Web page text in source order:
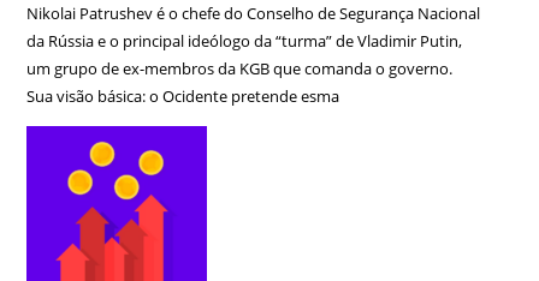
Nikolai Patrushev é o chefe do Conselho de Segurança Nacional
da Rússia e o principal ideólogo da “turma” de Vladimir Putin,
um grupo de ex-membros da KGB que comanda o governo.
Sua visão básica: o Ocidente pretende esma